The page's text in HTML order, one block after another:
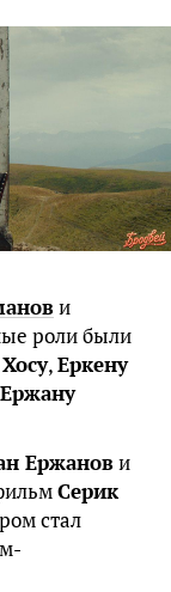
и
роли были
,Еркену
Ержану
Ержанови
Серик
стал